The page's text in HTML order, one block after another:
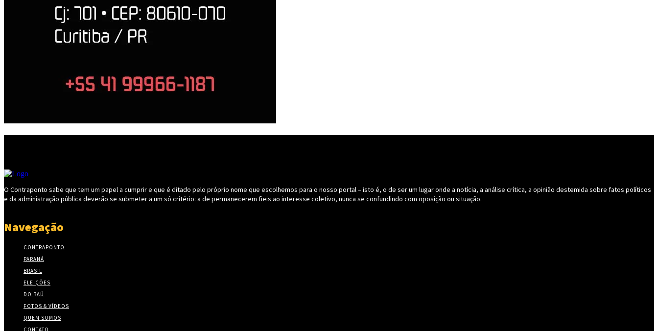
O Contraponto sabe que tem um papel a cumprir e que é ditado pelo próprio nome que escolhemos para o nosso portal – isto é, o de ser um lugar onde a notícia, a análise crítica, a opinião destemida sobre fatos políticos
e da administração pública deverão se submeter a um só critério: a de permanecerem fieis ao interesse coletivo, nunca se confundindo com oposição ou situação.
Navegação
CONTRAPONTO
PARANÁ
BRASIL
ELEIÇÕES
DO BAÚ
FOTOS & VÍDEOS
QUEM SOMOS
CONTATO